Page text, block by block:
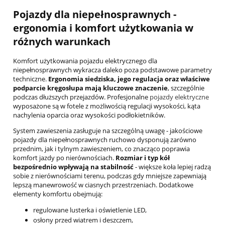
Pojazdy dla niepełnosprawnych -
ergonomia i komfort użytkowania w
różnych warunkach
Komfort użytkowania pojazdu elektrycznego dla
niepełnosprawnych wykracza daleko poza podstawowe parametry
techniczne. Ergonomia siedziska, jego regulacja oraz właściwe
podparcie kręgosłupa mają kluczowe znaczenie, szczególnie
podczas dłuższych przejazdów. Profesjonalne pojazdy elektryczne
wyposażone są w fotele z możliwością regulacji wysokości, kąta
nachylenia oparcia oraz wysokości podłokietników.
System zawieszenia zasługuje na szczególną uwagę - jakościowe
pojazdy dla niepełnosprawnych ruchowo dysponują zarówno
przednim, jak i tylnym zawieszeniem, co znacząco poprawia
komfort jazdy po nierównościach. Rozmiar i typ kół
bezpośrednio wpływają na stabilność- większe koła lepiej radzą
sobie z nierównościami terenu, podczas gdy mniejsze zapewniają
lepszą manewrowość w ciasnych przestrzeniach. Dodatkowe
elementy komfortu obejmują:
regulowane lusterka i oświetlenie LED,
osłony przed wiatrem i deszczem,